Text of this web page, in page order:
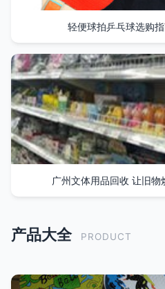
轻便球拍乒乓球选购
广州文体用品回收 让旧
产品大全 PRODUCT